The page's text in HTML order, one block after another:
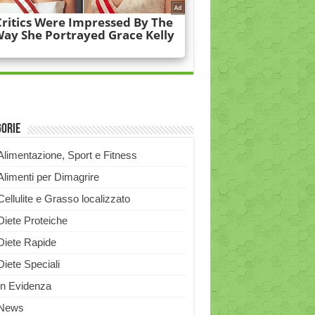
Sport e Fitness
per Dimagrire
e Grasso localizzato
Proteiche
Rapide
Speciali
Evidenza